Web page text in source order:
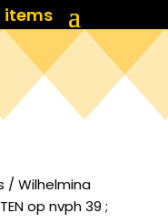
items
/Wilhelmina
op nvph 39 ;